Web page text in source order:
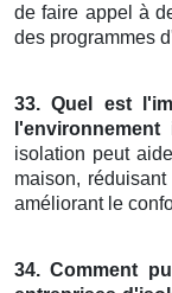
de faire appel à
des programmes
33. Quel est
isolation peut
maison,
améliorant le
34. Comment